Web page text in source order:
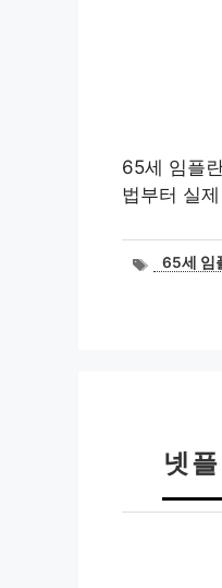
65세 임플
법부터 실
태65세 임
넷